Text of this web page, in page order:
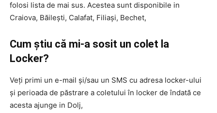
folosi lista de mai sus. Acestea sunt disponibile in
Craiova, Băilești, Calafat, Filiași, Bechet,
Cum știu că mi-a sosit un colet la
Locker?
Veți primi un e-mail și/sau un SMS cu adresa locker-ului
și perioada de păstrare a coletului în locker de îndată ce
acesta ajunge in Dolj,